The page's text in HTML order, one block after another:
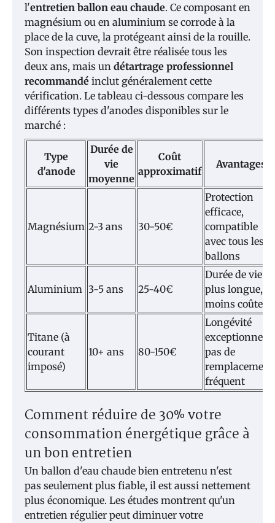
l'entretien ballon eau chaude. Ce composant en
magnésium ou en aluminium se corrode à la
place de la cuve, la protégeant ainsi de la rouille.
Son inspection devrait être réalisée tous les
deux ans, mais un détartrage professionnel
recommandé inclut généralement cette
vérification. Le tableau ci-dessous compare les
différents types d'anodes disponibles sur le
marché :
Type
d'anode
Durée de
vie
moyenne
Coût
approximatif
Avantages
Magnésium 2-3 ans 30-50€
Protection
efficace,
compatible
avec tous les
ballons
Aluminium 3-5 ans 25-40€
Durée de vie
plus longue,
moins coûteux
Titane (à
courant
imposé)
10+ ans 80-150€
Longévité
pas de
remplacement
fréquent
Comment réduire de 30% votre
consommation énergétique grâce à
un bon entretien
Un ballon d'eau chaude bien entretenu n'est
pas seulement plus fiable, il est aussi nettement
plus économique. Les études montrent qu'un
entretien régulier peut diminuer votre